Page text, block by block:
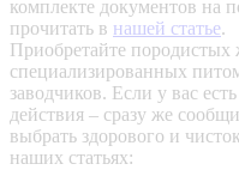
комплекте документов на
прочитать в нашей статье.
Приобретайте породистых
специализированных
заводчиков. Если у вас
действия – сразу же
выбрать здорового и
наших статьях: